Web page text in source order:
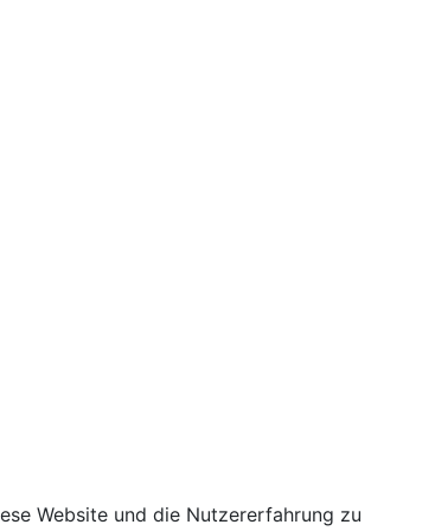
Website und die Nutzererfahrung zu